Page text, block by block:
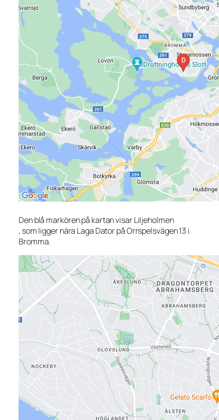
Den blå markören på kartan visar Liljeholmen
, som ligger nära Laga Dator på Orrspelsvägen 13 i
Bromma.